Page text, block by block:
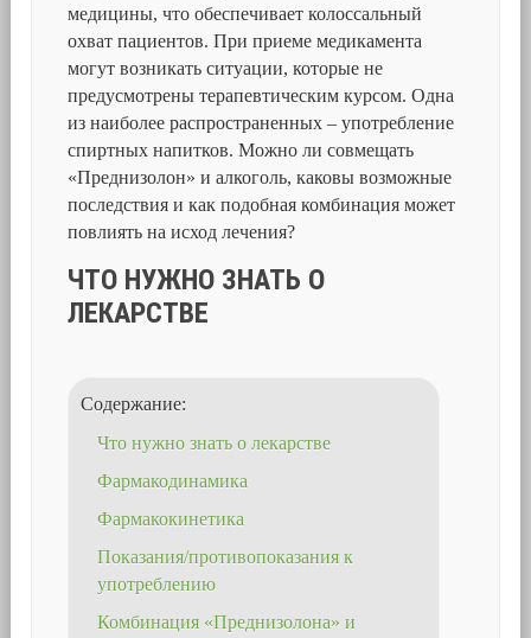
медицины, что обеспечивает колоссальный
охват пациентов. При приеме медикамента
могут возникать ситуации, которые не
предусмотрены терапевтическим курсом. Одна
из наиболее распространенных – употребление
спиртных напитков. Можно ли совмещать
«Преднизолон» и алкоголь, каковы возможные
последствия и как подобная комбинация может
повлиять на исход лечения?
ЧТО НУЖНО ЗНАТЬ О
ЛЕКАРСТВЕ
Содержание:
Что нужно знать о лекарстве
Фармакодинамика
Фармакокинетика
Показания/противопоказания к
употреблению
Комбинация «Преднизолона» и